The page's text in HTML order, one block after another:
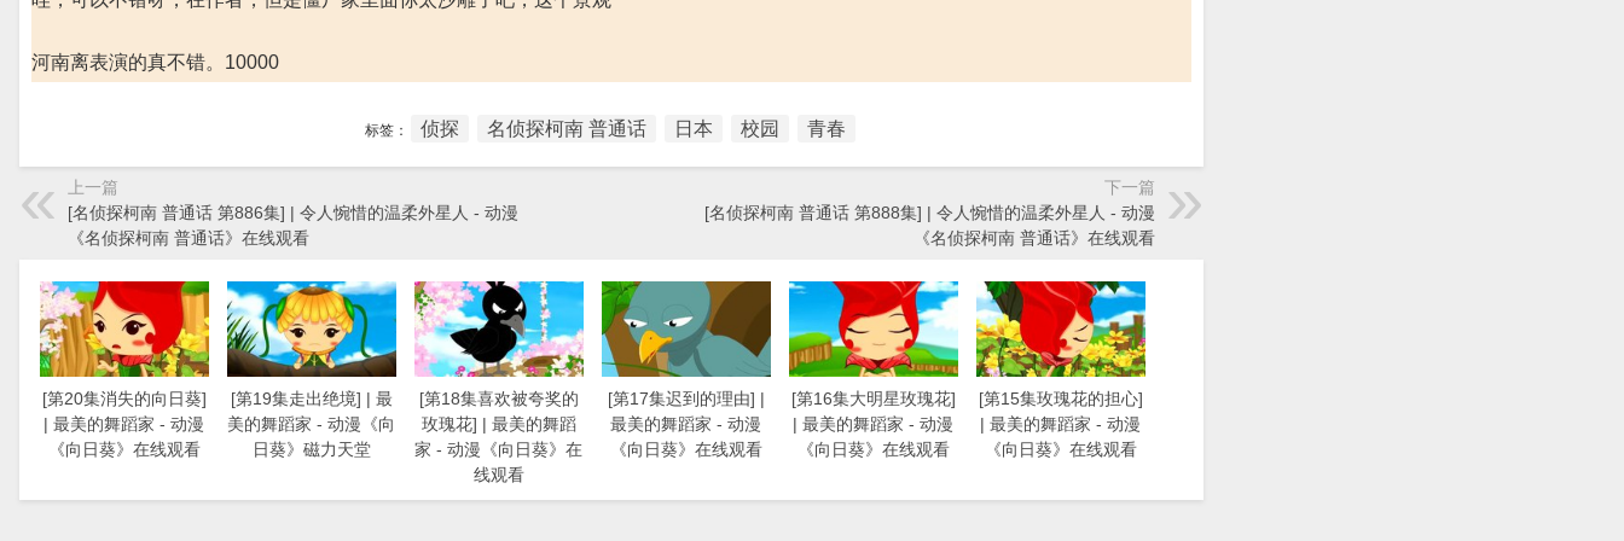
河南离表演的真不错。10000
标签： 侦探 名侦探柯南 普通话 日本 校园 青春
上一篇
[名侦探柯南 普通话 第886集] | 令人惋惜的温柔外星人 - 动漫
《名侦探柯南 普通话》在线观看
下一篇
[名侦探柯南 普通话 第888集] | 令人惋惜的温柔外星人 - 动漫
《名侦探柯南 普通话》在线观看
[第20集消失的向日葵]
| 最美的舞蹈家 - 动漫
《向日葵》在线观看
[第19集走出绝境] | 最
美的舞蹈家 - 动漫《向
日葵》磁力天堂
[第18集喜欢被夸奖的
玫瑰花] | 最美的舞蹈
家 - 动漫《向日葵》在
线观看
[第17集迟到的理由] |
最美的舞蹈家 - 动漫
《向日葵》在线观看
[第16集大明星玫瑰花]
| 最美的舞蹈家 - 动漫
《向日葵》在线观看
[第15集玫瑰花的担心]
| 最美的舞蹈家 - 动漫
《向日葵》在线观看